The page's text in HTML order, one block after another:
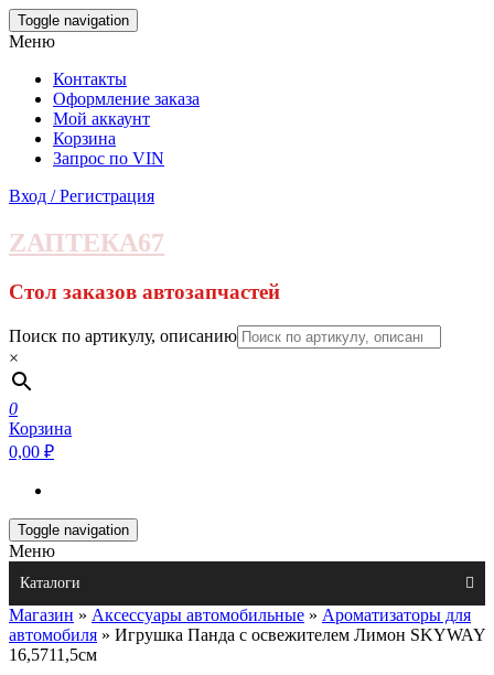
Skip
to
content
Toggle navigation
Меню
Контакты
Оформление заказа
Мой аккаунт
Корзина
Запрос по VIN
Вход / Регистрация
ZАПТЕКА67
Стол заказов автозапчастей
Поиск по артикулу, описанию
×
0
Корзина
0,00 ₽
Toggle navigation
Меню
Каталоги
Магазин » Аксессуары автомобильные » Ароматизаторы для
автомобиля » Игрушка Панда с освежителем Лимон SKYWAY
16,5711,5см